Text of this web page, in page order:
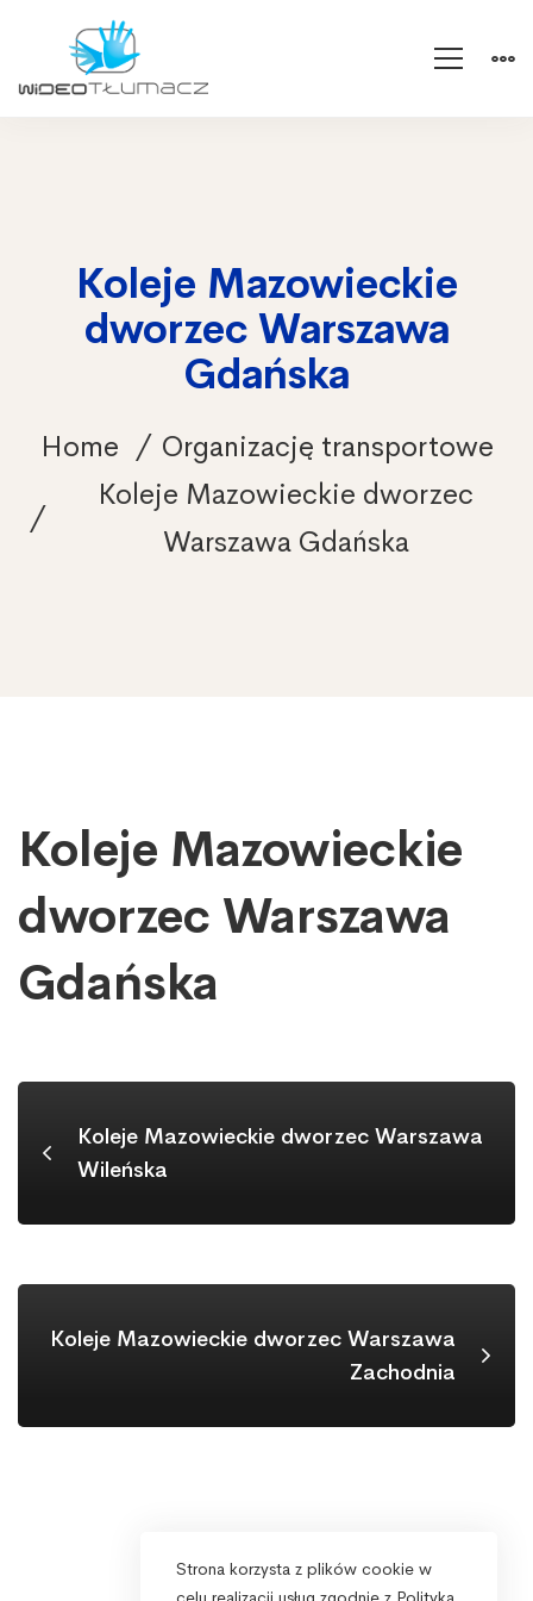
Koleje Mazowieckie
dworzec Warszawa
Gdańska
Home
Organizację transportowe
Koleje Mazowieckie dworzec
Warszawa Gdańska
Koleje
Mazowieckie
dworzec
Warszawa
Gdańska
Koleje Mazowieckie
dworzec Warszawa
Gdańska
Koleje Mazowieckie dworzec Warszawa
Wileńska
Koleje Mazowieckie dworzec Warszawa
Zachodnia
Strona korzysta z plików cookie w